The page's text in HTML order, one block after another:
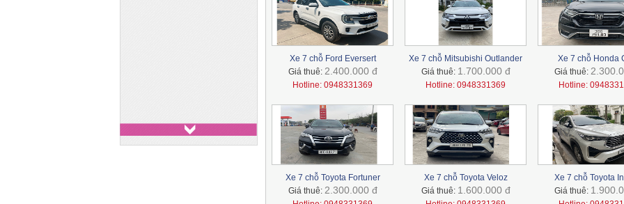
Xe 7 chỗ Ford Eversert
Giá thuê: 2.400.000 đ
Hotline: 0948331369
Xe 7 chỗ Mitsubishi Outlander
Giá thuê: 1.700.000 đ
Hotline: 0948331369
Xe 7 chỗ Honda
Giá thuê:
Hotline:
Xe 7 chỗ Toyota Fortuner
Giá thuê: 2.300.000 đ
Xe 7 chỗ Toyota Veloz
Giá thuê: 1.600.000 đ
Xe 7 chỗ Toyota
Giá thuê: